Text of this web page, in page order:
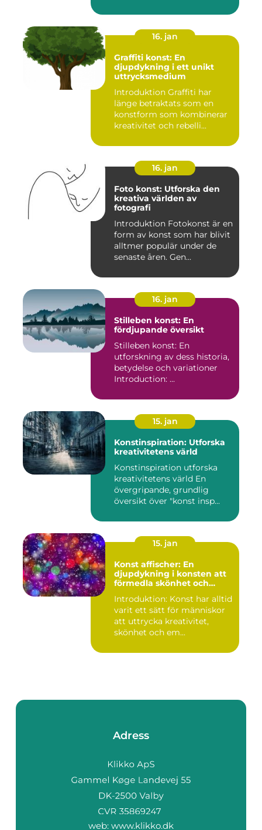
16. jan
Graffiti konst: En
djupdykning i ett unikt
uttrycksmedium
Introduktion Graffiti har
länge betraktats som en
konstform som kombinerar
kreativitet och rebelli...
16. jan
Foto konst: Utforska den
kreativa världen av
fotografi
Introduktion Fotokonst är en
form av konst som har blivit
alltmer populär under de
senaste åren. Gen...
16. jan
Stilleben konst: En
fördjupande översikt
Stilleben konst: En
utforskning av dess historia,
betydelse och variationer
Introduction: ...
15. jan
Konstinspiration: Utforska
kreativitetens värld
Konstinspiration utforska
kreativitetens värld En
övergripande, grundlig
översikt över "konst insp...
15. jan
Konst affischer: En
djupdykning i konsten att
förmedla skönhet och
Introduktion: Konst har alltid
varit ett sätt för människor
att uttrycka kreativitet,
skönhet och em...
Adress
web: www.klikko.dk